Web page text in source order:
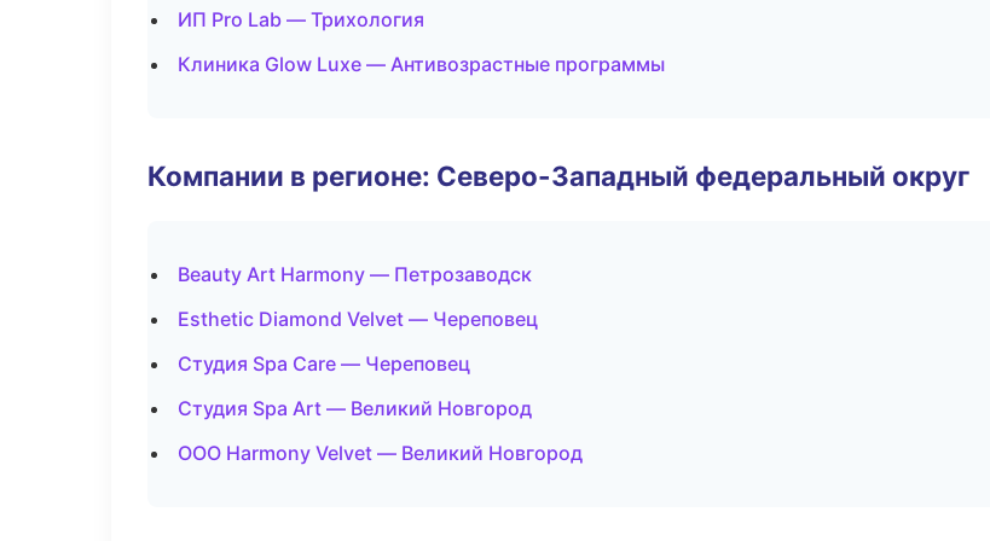
ИП Pro Lab — Трихология
Клиника Glow Luxe — Антивозрастные программы
Компании в регионе: Северо-Западный федеральный округ
Beauty Art Harmony — Петрозаводск
Esthetic Diamond Velvet — Череповец
Студия Spa Care — Череповец
Студия Spa Art — Великий Новгород
ООО Harmony Velvet — Великий Новгород